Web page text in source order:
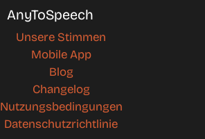
AnyToSpeech
Unsere Stimmen
Mobile App
Blog
Changelog
Nutzungsbedingungen
Datenschutzrichtlinie